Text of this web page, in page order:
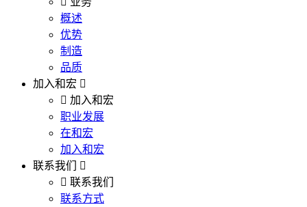
概述
优势
制造
品质
加入和宏
加入和宏
职业发展
在和宏
加入和宏
联系我们
联系我们
联系方式